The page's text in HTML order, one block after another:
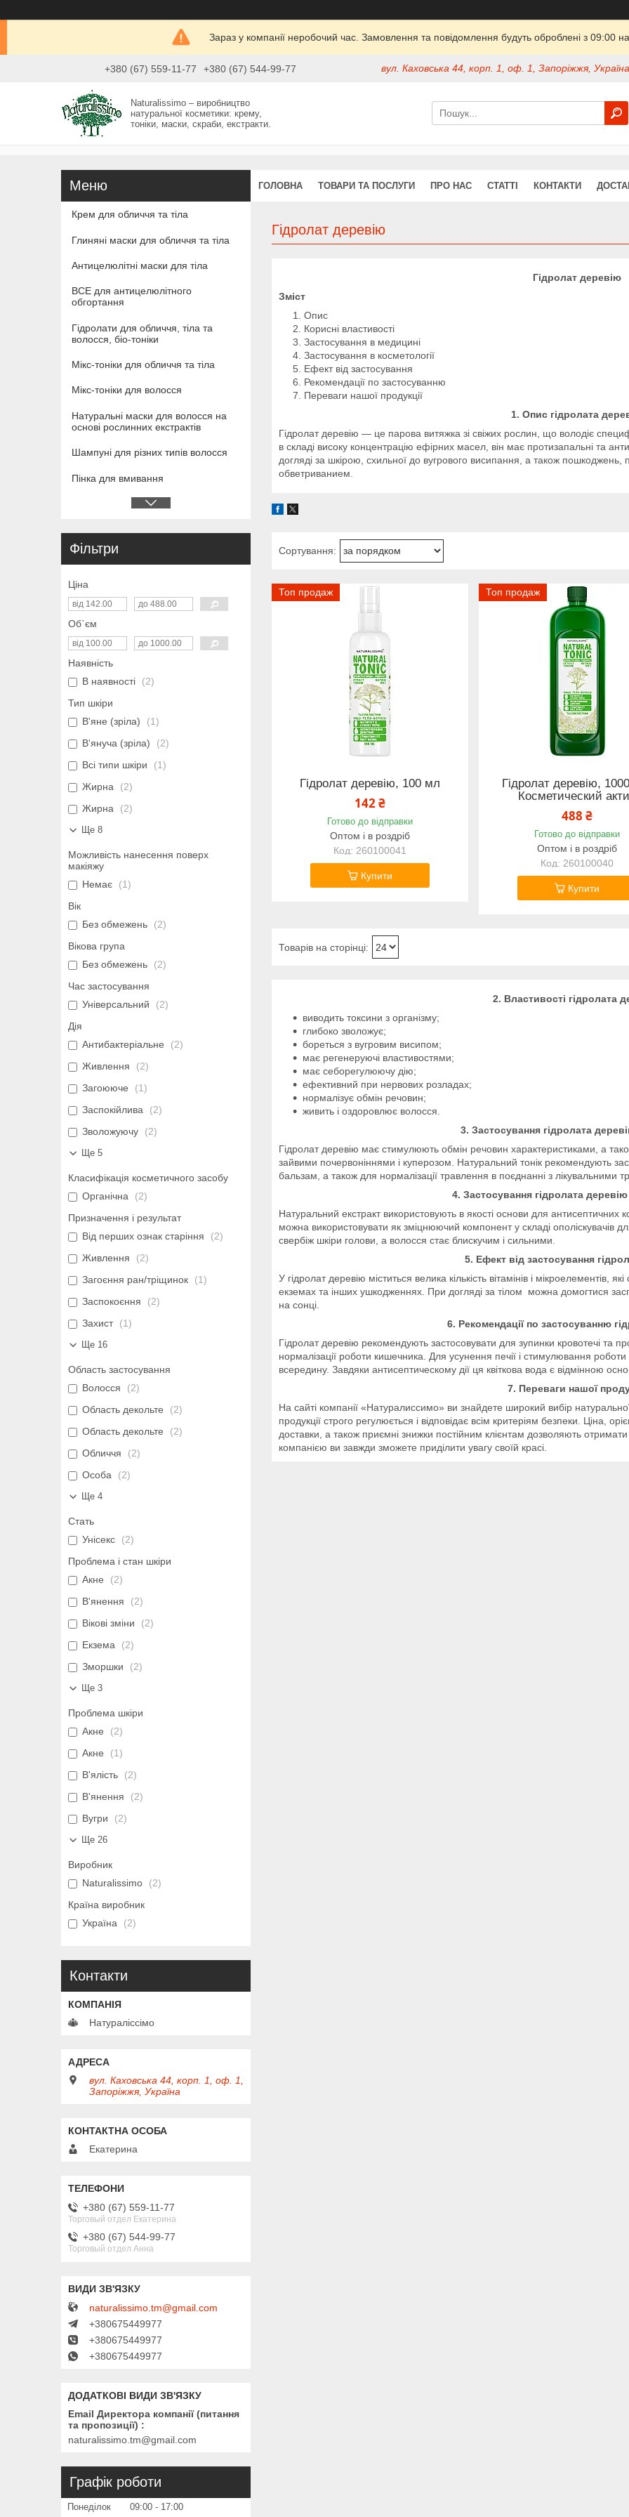
Зараз у компанії неробочий час. Замовлення та повідомлення будуть оброблені з 09:00
+380 (67) 559-11-77 +380 (67) 544-99-77 вул. Каховська 44, корп. 1, оф. 1, Запоріжжя, Україна
Naturalissimo – виробництво
натуральної косметики: крему,
тоніки, маски, скраби, екстракти.
ГОЛОВНА ТОВАРИ ТА ПОСЛУГИ ПРО НАС СТАТТІ КОНТАКТИ
Гідролат деревію
Гідролат деревію
Зміст
Опис
Корисні властивості
Застосування в медицині
Застосування в косметології
Ефект від застосування
Рекомендації по застосуванню
Переваги нашої продукції
1. Опис гідролата
Гідролат деревію — це парова витяжка зі свіжих рослин, що володіє
в складі високу концентрацію ефірних масел, він має протизапальні та
догляді за шкірою, схильної до вугрового висипання, а також
обветриванием.
Топ продаж
Гідролат деревію, 100 мл
142 ₴
Готово до відправки
Оптом і в роздріб
260100041
Купити
Топ продаж
Гідролат деревію,
Косметический
488 ₴
Готово до відправки
Оптом і в роздріб
260100040
Купити
2. Властивості гідролата
виводить токсини з організму;
глибоко зволожує;
бореться з вугровим висипом;
має регенеруючі властивостями;
має себорегулюючу дію;
ефективний при нервових розладах;
нормалізує обмін речовин;
живить і оздоровлює волосся.
3. Застосування гідролата
Гідролат деревію має стимулюють обмін речовин характеристиками, а
зайвими почервоніннями і куперозом. Натуральний тонік рекомендують
бальзам, а також для нормалізації травлення в поєднанні з лікувальними
4. Застосування гідролата деревію
Натуральний екстракт використовують в якості основи для антисептичних
можна використовувати як зміцнюючий компонент у складі ополіскувачів
свербіж шкіри голови, а волосся стає блискучим і сильними.
5. Ефект від застосування
У гідролат деревію міститься велика кількість вітамінів і мікроелементів,
екземах та інших ушкодженнях. При догляді за тілом можна домогтися
на сонці.
6. Рекомендації по застосуванню
Гідролат деревію рекомендують застосовувати для зупинки кровотечі та
нормалізації роботи кишечника. Для усунення печії і стимулювання
всередину. Завдяки антисептическому дії ця квіткова вода є відмінною
7. Переваги нашої
На сайті компанії «Натуралиссимо» ви знайдете широкий вибір
продукції строго регулюється і відповідає всім критеріям безпеки. Ціна,
доставки, а також приємні знижки постійним клієнтам дозволяють
компанією ви завжди зможете приділити увагу своїй красі.
Крем для обличчя та тіла
Глиняні маски для обличчя та тіла
Антицелюлітні маски для тіла
ВСЕ для антицелюлітного
обгортання
Гідролати для обличчя, тіла та
волосся, біо-тоніки
Мікс-тоніки для обличчя та тіла
Мікс-тоніки для волосся
Натуральні маски для волосся на
основі рослинних екстрактів
Шампуні для різних типів волосся
Пінка для вмивання
Фільтри
Ціна
Об`єм
Наявність
В наявності
2
Тип шкіри
В'яне (зріла)
1
В'януча (зріла)
2
Всі типи шкіри
1
Жирна
2
Жирна
2
Ще 8
Можливість нанесення поверх
макіяжу
Немає
1
Вік
Без обмежень
2
Вікова група
Без обмежень
2
Час застосування
Універсальний
2
Дія
Антибактеріальне
2
Живлення
2
Загоююче
1
Заспокійлива
2
Зволожуючу
2
Ще 5
Класифікація косметичного засобу
Органічна
2
Призначення і результат
Від перших ознак старіння
2
Живлення
2
Загоєння ран/тріщинок
1
Заспокоєння
2
Захист
1
Ще 16
Область застосування
Волосся
2
Область декольте
2
Область декольте
2
Обличчя
2
Особа
2
Ще 4
Стать
Унісекс
2
Проблема і стан шкіри
Акне
2
В'янення
2
Вікові зміни
2
Екзема
2
Зморшки
2
Ще 3
Проблема шкіри
Акне
2
Акне
1
В'ялість
2
В'янення
2
Вугри
2
Ще 26
Виробник
Naturalissimo
2
Країна виробник
Україна
2
Контакти
Натураліссімо
вул. Каховська 44, корп. 1, оф. 1,
Запоріжжя, Україна
Екатерина
+380 (67) 559-11-77
Торговый отдел Екатерина
+380 (67) 544-99-77
Торговый отдел Анна
naturalissimo.tm@gmail.com
+380675449977
+380675449977
+380675449977
Email Директора компанії (питання
та пропозиції)
naturalissimo.tm@gmail.com
Графік роботи
Понеділок 09:00
17:00